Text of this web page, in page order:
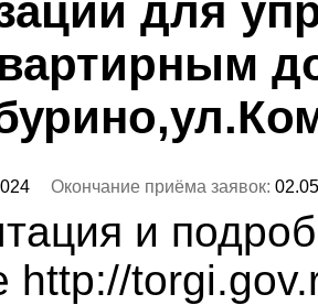
для
Окончание приёма заявок:
и
http://